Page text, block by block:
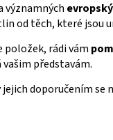
významných
od těch, které jsou
rádi vám
představám.
doporučením se